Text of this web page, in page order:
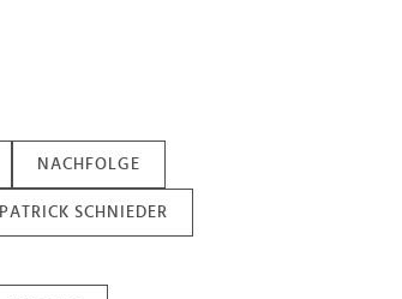
NACHFOLGE
PATRICK SCHNIEDER